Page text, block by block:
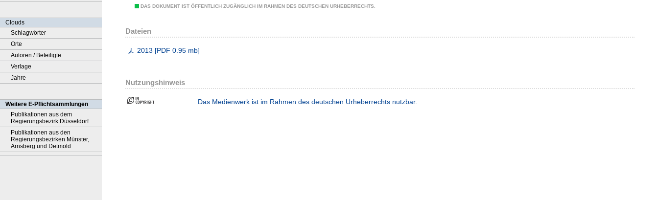
Clouds
Schlagwörter
Orte
Autoren / Beteiligte
Verlage
Jahre
Weitere E-Pflichtsammlungen
Publikationen aus dem
Regierungsbezirk Düsseldorf
Publikationen aus den
Regierungsbezirken Münster,
Arnsberg und Detmold
DAS DOKUMENT IST ÖFFENTLICH ZUGÄNGLICH IM RAHMEN DES DEUTSCHEN URHEBERRECHTS.
Dateien
2013 [PDF 0.95 mb]
Nutzungshinweis
Das Medienwerk ist im Rahmen des deutschen Urheberrechts nutzbar.